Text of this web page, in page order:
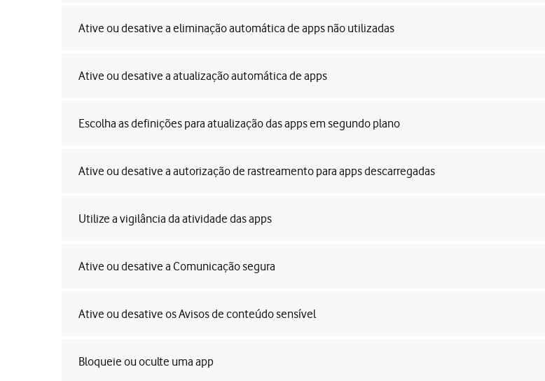
Ative ou desative a eliminação automática de apps não utilizadas
Ative ou desative a atualização automática de apps
Escolha as definições para atualização das apps em segundo plano
Ative ou desative a autorização de rastreamento para apps descarregadas
Utilize a vigilância da atividade das apps
Ative ou desative a Comunicação segura
Ative ou desative os Avisos de conteúdo sensível
Bloqueie ou oculte uma app